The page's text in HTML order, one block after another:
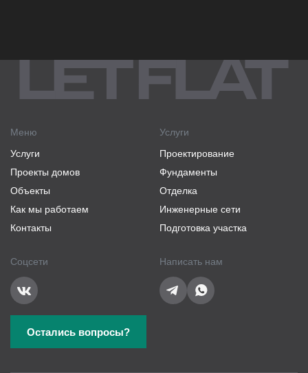
Входная дверь:VEKA SOFTLINE 70 мм с
энергосбережением и ламинацией снаружи
(стены 150 мм, перекрытие 200 мм, кровля 250
DELTA DAWI 200, проклеенная лентой DELTA-
INSIDE-Band I60
Ветро-влагозащита:
плиты Beltermo TOP шип-паз
35 мм
Снегозадержание:
комплект трубчатых
металлических снегозадержателей GrandLine
Наружная отделка дома:скандинавская доска с
поднятым ворсом, окрашенная на производстве
KRASKIDOSKI (срок службы от 10 лет)
Половое покрытие (предчистовое):
Меню
Услуги
Проекты домов
Объекты
Как мы работаем
Контакты
Услуги
Проектирование
Фундаменты
Отделка
Инженерные сети
Подготовка участка
Соцсети Написать нам
Остались вопросы?